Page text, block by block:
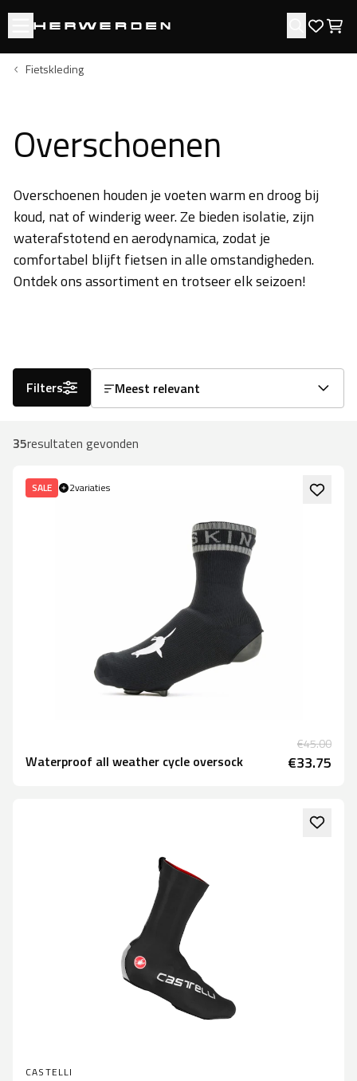
Open menu Zoeken
Fietskleding
Overschoenen
Overschoenen houden je voeten warm en droog bij
koud, nat of winderig weer. Ze bieden isolatie, zijn
waterafstotend en aerodynamica, zodat je
comfortabel blijft fietsen in alle omstandigheden.
Ontdek ons assortiment en trotseer elk seizoen!
Filters Meest relevant
35resultaten gevonden
SALE 2variaties
€45.00
Waterproof all weather cycle oversock €33.75
CASTELLI